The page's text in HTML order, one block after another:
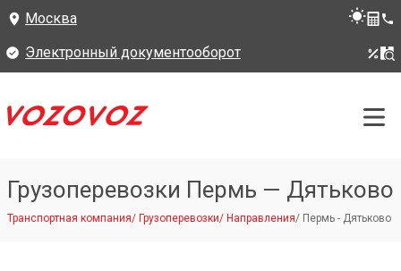
Москва
Электронный документооборот
Грузоперевозки Пермь — Дятьково
Транспортная компания/ Грузоперевозки/ Направления/ Пермь - Дятьково